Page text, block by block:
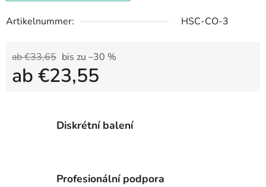
Artikelnummer: HSC-CO-3
ab €33,65 bis zu –30 %
ab €23,55
Diskrétní balení
Profesionální podpora